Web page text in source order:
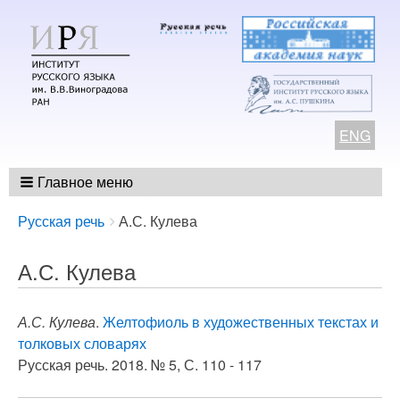
ENG
Главное меню
Breadcrumbs
You
here:
Русская речь А.С. Кулева
А.С. Кулева
А.С. Кулева. Желтофиоль в художественных текстах и
толковых словарях
Русская речь. 2018. № 5, С. 110 - 117